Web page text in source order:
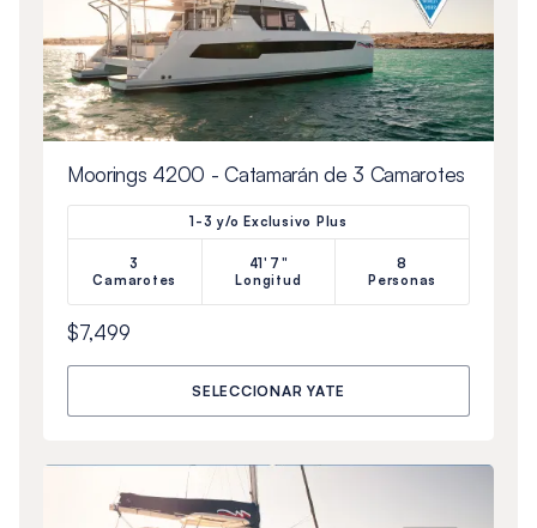
Moorings 4200 - Catamarán de 3 Camarotes
1-3 y/o Exclusivo Plus
3
Camarotes
41'7"
Longitud
8
Personas
$7,499
SELECCIONAR YATE